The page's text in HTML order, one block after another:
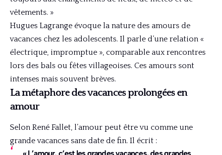
vêtements. »
Hugues Lagrange évoque la nature des amours de
vacances chez les adolescents. Il parle d’une relation «
électrique, impromptue », comparable aux rencontres
lors des bals ou fêtes villageoises. Ces amours sont
intenses mais souvent brèves.
La métaphore des vacances prolongées en
amour
Selon René Fallet, l’amour peut être vu comme une
grande vacances sans date de fin. Il écrit :